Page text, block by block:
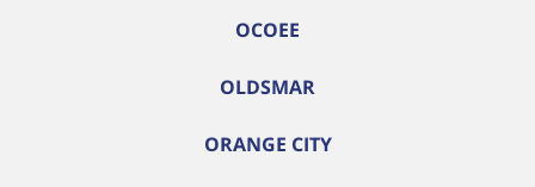
OCOEE
OLDSMAR
ORANGE CITY